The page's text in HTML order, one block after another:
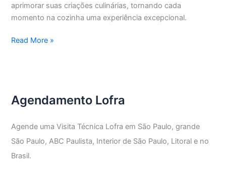
aprimorar suas criações culinárias, tornando cada
momento na cozinha uma experiência excepcional.
Assistência
Read More »
Agendamento Lofra
Agende uma Visita Técnica Lofra em São Paulo, grande
São Paulo, ABC Paulista, Interior de São Paulo, Litoral e no
Brasil.